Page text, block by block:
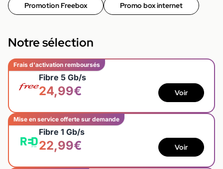
Promotion Freebox Promo box internet
Notre sélection
Frais d'activation remboursés
Fibre 5 Gb/s
24,99€ Voir
Mise en service offerte sur demande
Fibre 1 Gb/s
22,99€ Voir